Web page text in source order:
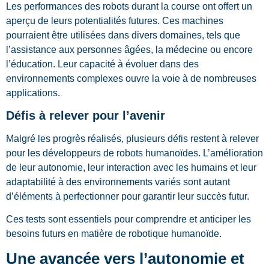
Les performances des robots durant la course ont offert un
aperçu de leurs potentialités futures. Ces machines
pourraient être utilisées dans divers domaines, tels que
l’assistance aux personnes âgées, la médecine ou encore
l’éducation. Leur capacité à évoluer dans des
environnements complexes ouvre la voie à de nombreuses
applications.
Défis à relever pour l’avenir
Malgré les progrès réalisés, plusieurs défis restent à relever
pour les développeurs de robots humanoïdes. L’amélioration
de leur autonomie, leur interaction avec les humains et leur
adaptabilité à des environnements variés sont autant
d’éléments à perfectionner pour garantir leur succès futur.
Ces tests sont essentiels pour comprendre et anticiper les
besoins futurs en matière de robotique humanoïde.
Une avancée vers l’autonomie et